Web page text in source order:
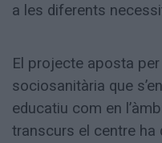
a les diferents
El projecte aposta
sociosanitària que
educatiu com en
transcurs el centre